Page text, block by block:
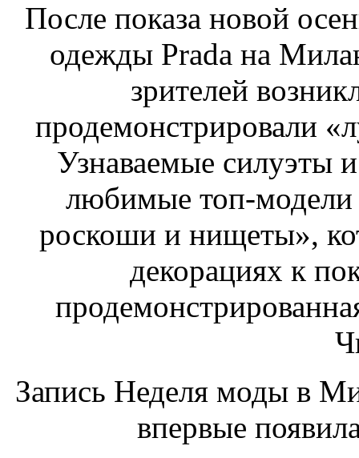
После показа новой
одежды Prada на
зрителей
продемонстрировали
Узнаваемые силуэты
любимые топ-модели
роскоши и нищеты»,
декорациях к
Запись Неделя моды в
впервые